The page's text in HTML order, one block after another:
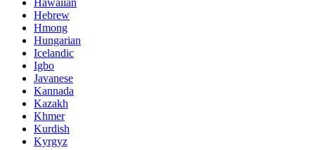
Hebrew
Hmong
Hungarian
Icelandic
Igbo
Javanese
Kannada
Kazakh
Khmer
Kurdish
Kyrgyz